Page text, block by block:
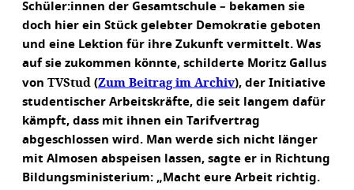
Schüler:innen der Gesamtschule – bekamen sie
doch hier ein Stück gelebter Demokratie geboten
und eine Lektion für ihre Zukunft vermittelt. Was
auf sie zukommen könnte, schilderte Moritz Gallus
von TVStud (Zum Beitrag im Archiv), der Initiative
studentischer Arbeitskräfte, die seit langem dafür
kämpft, dass mit ihnen ein Tarifvertrag
abgeschlossen wird. Man werde sich nicht länger
mit Almosen abspeisen lassen, sagte er in Richtung
Bildungsministerium: „Macht eure Arbeit richtig.